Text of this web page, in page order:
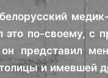
это по-своему, с
представил
и имевшей